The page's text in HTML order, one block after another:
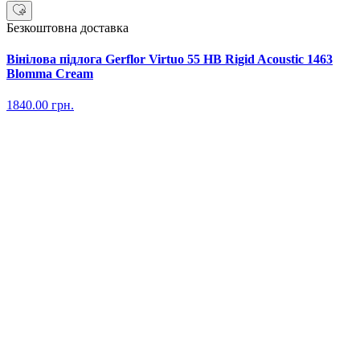
Безкоштовна доставка
Вінілова підлога Gerflor Virtuo 55 HB Rigid Acoustic 1463
Blomma Cream
1840.00 грн.